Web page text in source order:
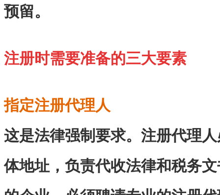
预留。
注册时需要准备的三大要素
指定注册代理人
这是法律强制要求。注册代理
体地址，负责代收法律和税务